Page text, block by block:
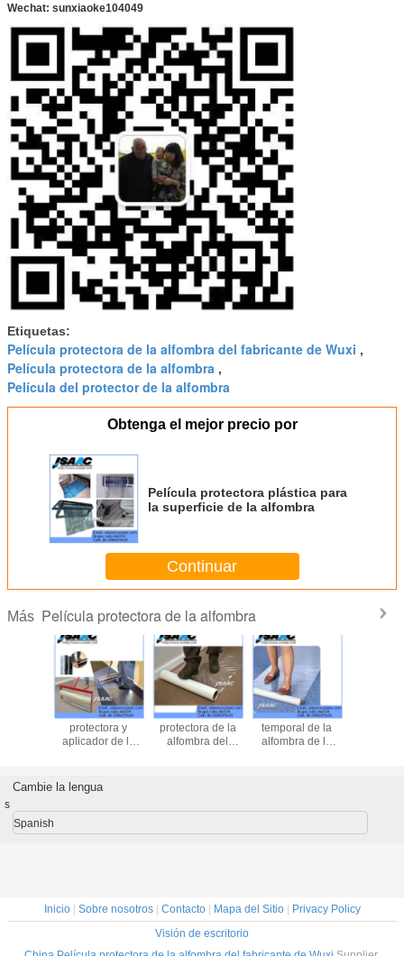
Wechat: sunxiaoke104049
Etiquetas:
Película protectora de la alfombra del fabricante de Wuxi ,
Película protectora de la alfombra ,
Película del protector de la alfombra
Obtenga el mejor precio por
Película protectora plástica para
la superficie de la alfombra
Continuar
Más Película protectora de la alfombra
Película
protectora de la
alfombra
Adhesivos
cubiertos
alfombran la
Película
protectora de la
alfombra
Cambie la lengua
s
Spanish
Inicio| Sobre nosotros| Contacto| Mapa del Sitio|
Privacy Policy
Visión de escritorio